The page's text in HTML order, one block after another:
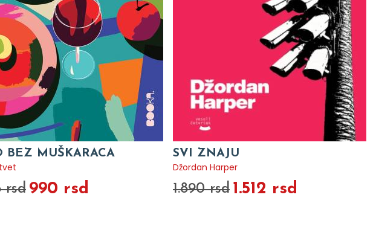
BEZ MUŠKARACA
rsd 990 rsd
SVI ZNAJU
Džordan Harper
1.890 rsd 1.512 rsd